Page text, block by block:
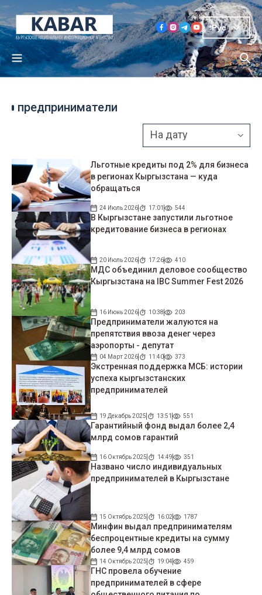
Рус
предприниматели
Льготные кредиты под 2% для бизнеса
в регионах Кыргызстана — куда
обращаться
24 Июль 2026 17:01 544
В Кыргызстане запустили льготное
кредитование бизнеса в регионах
20 Июль 2026 17:26 410
МДС объединил деловое сообщество
Кыргызстана на IBC Summer Fest 2026
16 Июнь 2026 10:38 203
Предприниматели жалуются на
препятствия ввоза денег через
аэропорты - депутат
04 Март 2026 11:40 373
Экстренная поддержка МСБ: истории
успеха кыргызстанских
предпринимателей
19 Декабрь 2025 13:51 551
Гарантийный фонд выдал более 2,4
млрд сомов гарантий
16 Октябрь 2025 14:49 351
Названо число индивидуальных
предпринимателей в Кыргызстане
15 Октябрь 2025 16:02 1787
Минфин выдал предпринимателям
беспроцентные кредиты на сумму
более 9,4 млрд сомов
14 Октябрь 2025 19:04 459
ГНС провела обучение
предпринимателей в сфере